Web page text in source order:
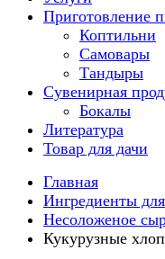
Приготовление
Коптильни
Самовары
Тандыры
Сувенирная
Бокалы
Литература
Товар для дачи
Главная
Ингредиенты
Несоложеное
Кукурузные